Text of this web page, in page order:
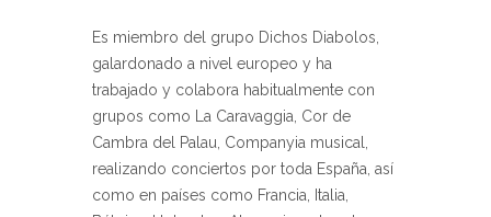
Es miembro del grupo Dichos Diabolos,
galardonado a nivel europeo y ha
trabajado y colabora habitualmente con
grupos como La Caravaggia, Cor de
Cambra del Palau, Companyia musical,
realizando conciertos por toda España, así
como en países como Francia, Italia,